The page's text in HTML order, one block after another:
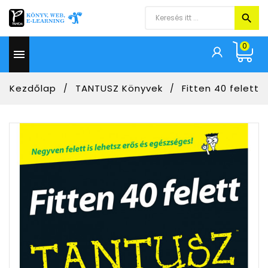

0
Kezdőlap TANTUSZ Könyvek Fitten 40 felett